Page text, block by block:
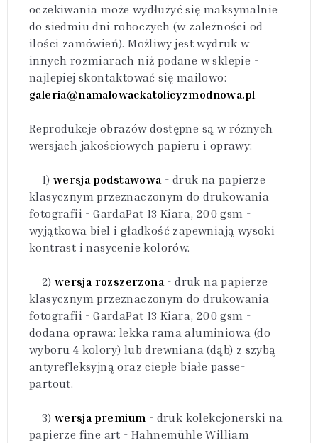
oczekiwania może wydłużyć się maksymalnie
do siedmiu dni roboczych (w zależności od
ilości zamówień). Możliwy jest wydruk w
innych rozmiarach niż podane w sklepie -
najlepiej skontaktować się mailowo:
galeria@namalowackatolicyzmodnowa.pl
Reprodukcje obrazów dostępne są w różnych
wersjach jakościowych papieru i oprawy:
1) wersja podstawowa - druk na papierze
klasycznym przeznaczonym do drukowania
fotografii - GardaPat 13 Kiara, 200 gsm -
wyjątkowa biel i gładkość zapewniają wysoki
kontrast i nasycenie kolorów.
2) wersja rozszerzona - druk na papierze
klasycznym przeznaczonym do drukowania
fotografii - GardaPat 13 Kiara, 200 gsm -
dodana oprawa: lekka rama aluminiowa (do
wyboru 4 kolory) lub drewniana (dąb) z szybą
antyrefleksyjną oraz ciepłe białe passe-
partout.
3) wersja premium - druk kolekcjonerski na
papierze fine art - Hahnemühle William